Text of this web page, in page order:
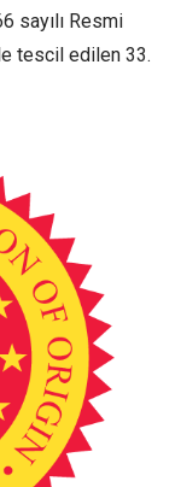
sayılı Resmi
tescil edilen 33.